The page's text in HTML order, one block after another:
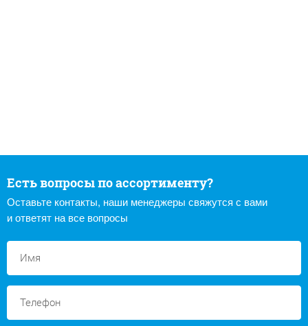
Есть вопросы по ассортименту?
Оставьте контакты, наши менеджеры свяжутся с вами
и ответят на все вопросы